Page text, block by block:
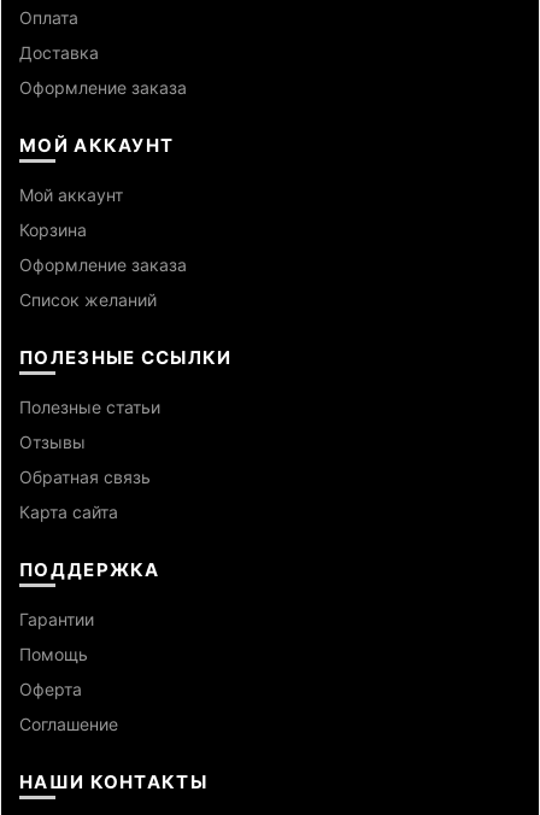
Оплата
Доставка
Оформление заказа
МОЙ АККАУНТ
Мой аккаунт
Корзина
Оформление заказа
Список желаний
ПОЛЕЗНЫЕ ССЫЛКИ
Полезные статьи
Отзывы
Обратная связь
Карта сайта
ПОДДЕРЖКА
Гарантии
Помощь
Оферта
Cоглашение
НАШИ КОНТАКТЫ